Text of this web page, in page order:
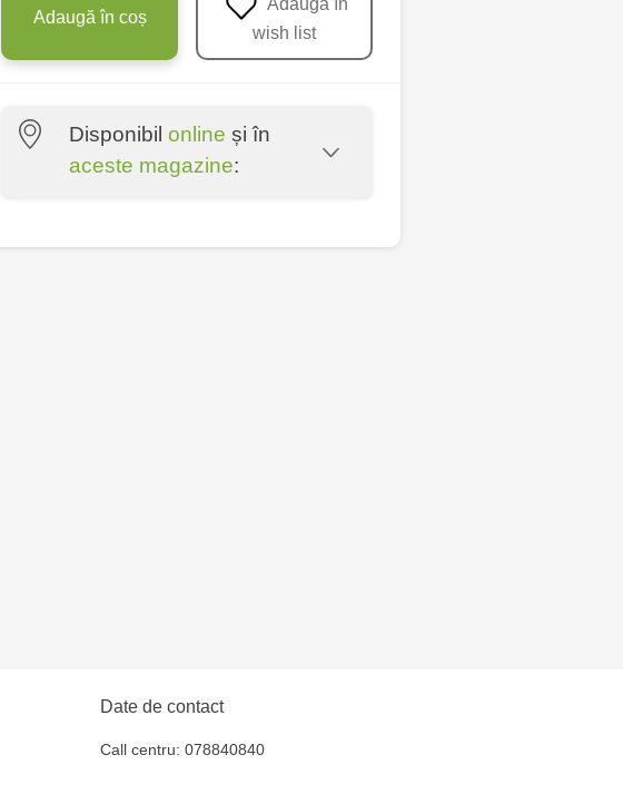
Adaugă în coș
wish list
Disponibil online și în
aceste magazine:
Socoleni, 7
Multistore Telecentru - str. N.
Date de contact
Call centru: 078840840